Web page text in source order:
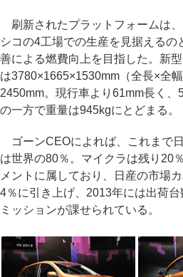
刷新されたプラットフォームは
シコの4工場での生産を見据えるの
善による燃費向上を目指した。新
は3780×1665×1530mm（全長×全
2450mm。現行車より61mm長く、
の一方で重量は945kgにとどまる。
ゴーンCEOによれば、これまで
は世界の80％。マイクラは残り20
メントに属しており、日産の市場
4％に引き上げ、2013年には出荷
ミッションが課せられている。